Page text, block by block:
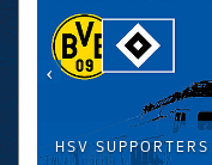
HSV SUPPORTERS